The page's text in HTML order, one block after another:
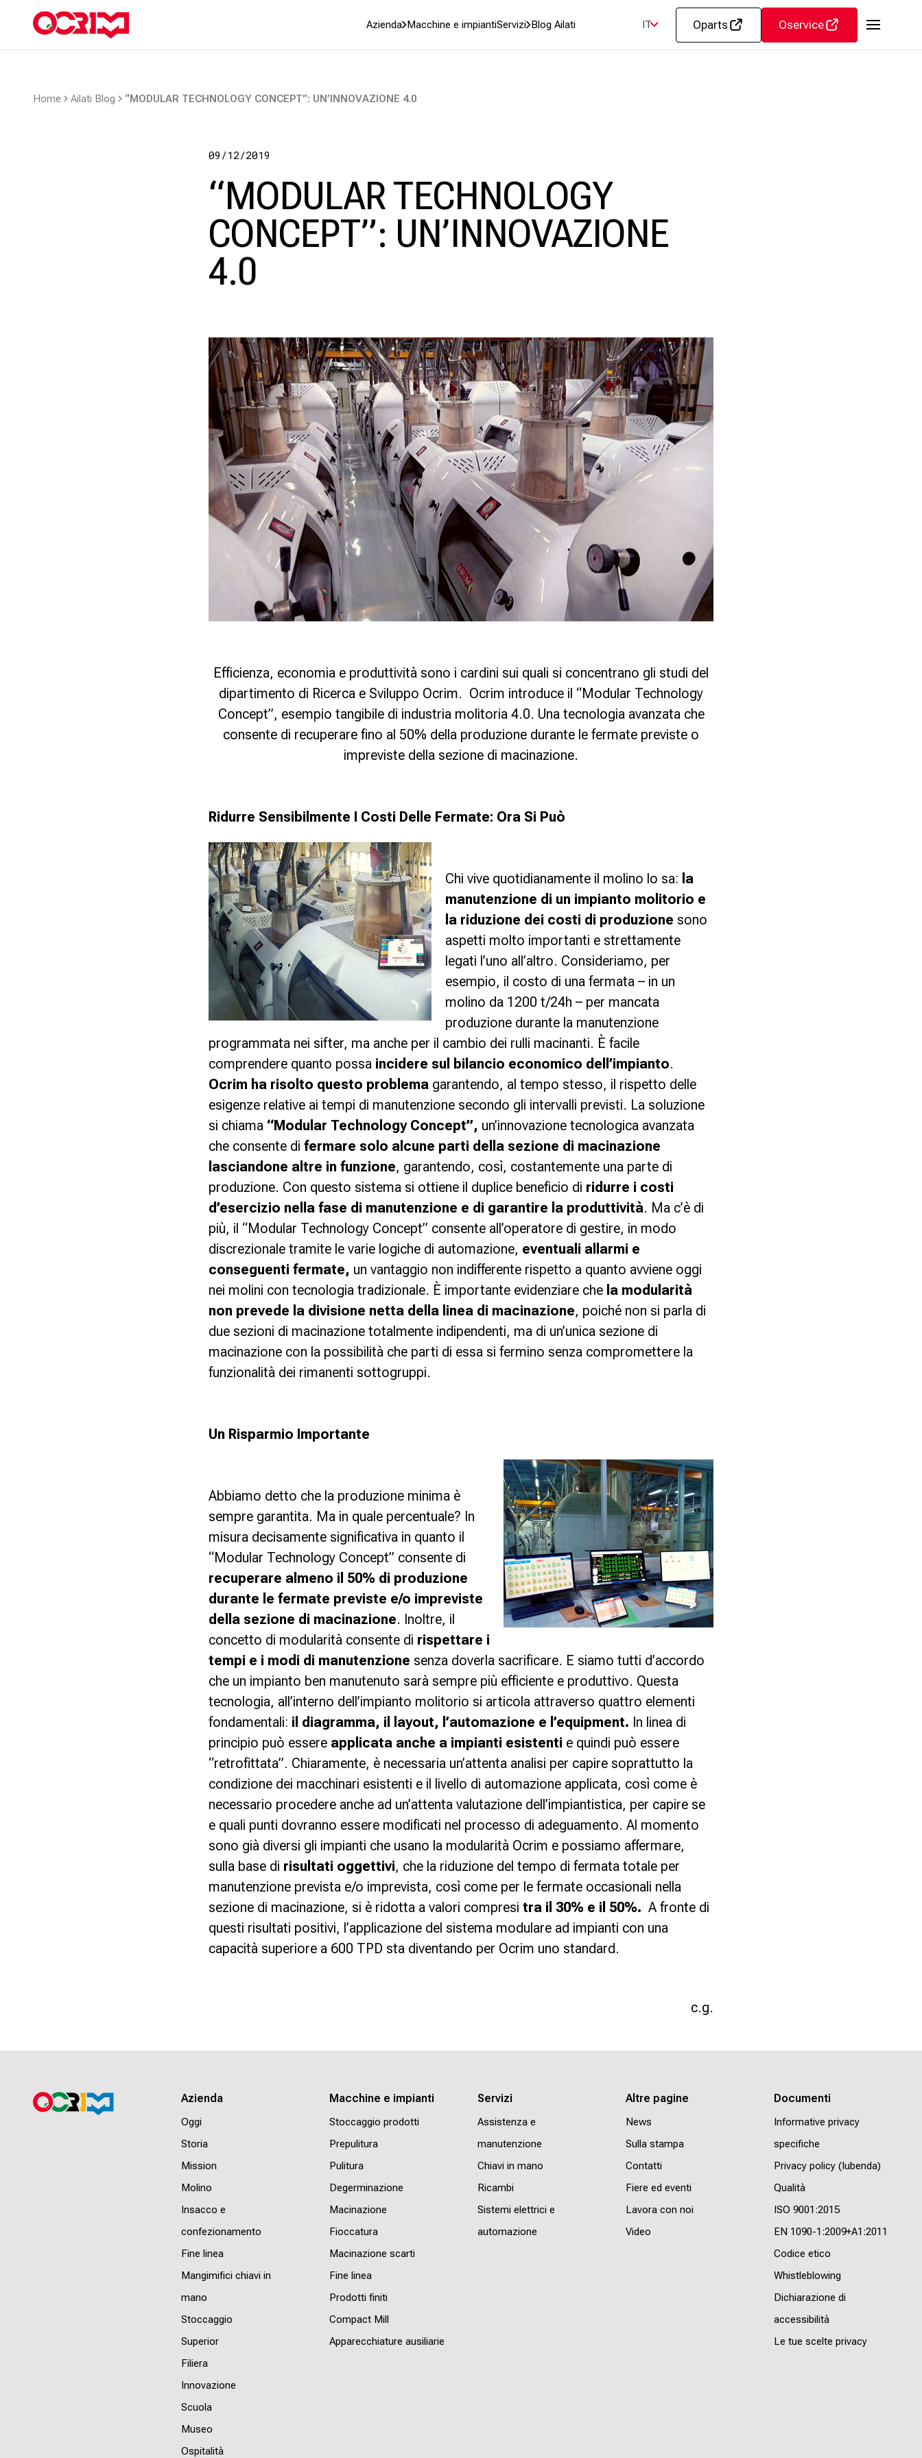
Azienda Macchine e impiantiServizi Blog Ailati IT Oparts Oservice
Home Ailati Blog “MODULAR TECHNOLOGY CONCEPT”: UN’INNOVAZIONE 4.0
09/12/2019
“MODULAR TECHNOLOGY
CONCEPT”: UN’INNOVAZIONE
4.0
Efficienza, economia e produttività sono i cardini sui quali si concentrano gli studi del
dipartimento di Ricerca e Sviluppo Ocrim. Ocrim introduce il “Modular Technology
Concept”, esempio tangibile di industria molitoria 4.0. Una tecnologia avanzata che
consente di recuperare fino al 50% della produzione durante le fermate previste o
impreviste della sezione di macinazione.
Ridurre Sensibilmente I Costi Delle Fermate: Ora Si Può
Chi vive quotidianamente il molino lo sa: la
manutenzione di un impianto molitorio e
la riduzione dei costi di produzione sono
aspetti molto importanti e strettamente
legati l’uno all’altro. Consideriamo, per
esempio, il costo di una fermata – in un
molino da 1200 t/24h – per mancata
produzione durante la manutenzione
programmata nei sifter, ma anche per il cambio dei rulli macinanti. È facile
comprendere quanto possa incidere sul bilancio economico dell’impianto.
Ocrim ha risolto questo problema garantendo, al tempo stesso, il rispetto delle
esigenze relative ai tempi di manutenzione secondo gli intervalli previsti. La soluzione
si chiama “Modular Technology Concept”, un’innovazione tecnologica avanzata
che consente di fermare solo alcune parti della sezione di macinazione
lasciandone altre in funzione, garantendo, così, costantemente una parte di
produzione. Con questo sistema si ottiene il duplice beneficio di ridurre i costi
d’esercizio nella fase di manutenzione e di garantire la produttività. Ma c’è di
più, il “Modular Technology Concept” consente all’operatore di gestire, in modo
discrezionale tramite le varie logiche di automazione, eventuali allarmi e
conseguenti fermate, un vantaggio non indifferente rispetto a quanto avviene oggi
nei molini con tecnologia tradizionale. È importante evidenziare che la modularità
non prevede la divisione netta della linea di macinazione, poiché non si parla di
due sezioni di macinazione totalmente indipendenti, ma di un’unica sezione di
macinazione con la possibilità che parti di essa si fermino senza compromettere la
funzionalità dei rimanenti sottogruppi.
Un Risparmio Importante
Abbiamo detto che la produzione minima è
sempre garantita. Ma in quale percentuale? In
misura decisamente significativa in quanto il
“Modular Technology Concept” consente di
recuperare almeno il 50% di produzione
durante le fermate previste e/o impreviste
della sezione di macinazione. Inoltre, il
concetto di modularità consente di rispettare i
tempi e i modi di manutenzione senza doverla sacrificare. E siamo tutti d’accordo
che un impianto ben manutenuto sarà sempre più efficiente e produttivo. Questa
tecnologia, all’interno dell’impianto molitorio si articola attraverso quattro elementi
fondamentali: il diagramma, il layout, l’automazione e l’equipment. In linea di
principio può essere applicata anche a impianti esistenti e quindi può essere
“retrofittata”. Chiaramente, è necessaria un’attenta analisi per capire soprattutto la
condizione dei macchinari esistenti e il livello di automazione applicata, così come è
necessario procedere anche ad un’attenta valutazione dell’impiantistica, per capire se
e quali punti dovranno essere modificati nel processo di adeguamento. Al momento
sono già diversi gli impianti che usano la modularità Ocrim e possiamo affermare,
sulla base di risultati oggettivi, che la riduzione del tempo di fermata totale per
manutenzione prevista e/o imprevista, così come per le fermate occasionali nella
sezione di macinazione, si è ridotta a valori compresi tra il 30% e il 50%. A fronte di
questi risultati positivi, l’applicazione del sistema modulare ad impianti con una
capacità superiore a 600 TPD sta diventando per Ocrim uno standard.
c.g.
Azienda
Oggi
Storia
Mission
Molino
Insacco e
confezionamento
Fine linea
Mangimifici chiavi in
mano
Stoccaggio
Superior
Filiera
Innovazione
Scuola
Museo
Ospitalità
Macchine e impianti
Stoccaggio prodotti
Prepulitura
Pulitura
Degerminazione
Macinazione
Fioccatura
Macinazione scarti
Fine linea
Prodotti finiti
Compact Mill
Apparecchiature ausiliarie
Servizi
Assistenza e
manutenzione
Chiavi in mano
Ricambi
Sistemi elettrici e
automazione
Altre pagine
News
Sulla stampa
Contatti
Fiere ed eventi
Lavora con noi
Video
Documenti
Informative privacy
specifiche
Privacy policy (Iubenda)
Qualità
ISO 9001:2015
EN 1090-1:2009+A1:2011
Codice etico
Whistleblowing
Dichiarazione di
accessibilità
Le tue scelte privacy